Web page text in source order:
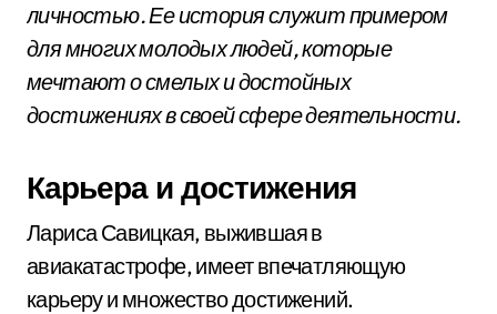
личностью. Ее история служит примером
для многих молодых людей, которые
мечтают о смелых и достойных
достижениях в своей сфере деятельности.
Карьера и достижения
Лариса Савицкая, выжившая в
авиакатастрофе, имеет впечатляющую
карьеру и множество достижений.